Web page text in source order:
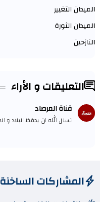
الميدان التغيير
الميدان الثورة
النازحين
التعليقات و الأراء
قناة المرصاد
نسال الله ان يحفظ البلاد و
المشاركات الساخنة